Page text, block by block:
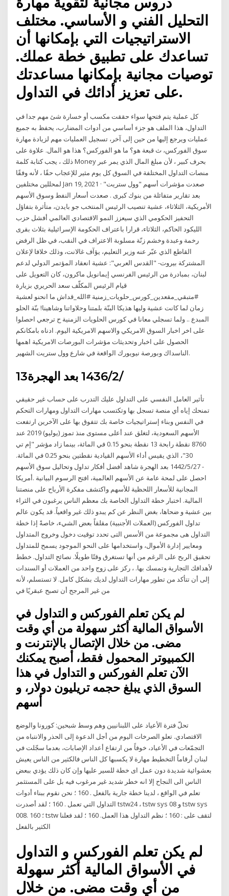
التحليل الفني و الأساسي. مختلف
الاستراتيجيات التي بإمكانها أن
تساعدك على تطبيق خطة عملك.
توصيات مجانية بإمكانها مساعدتك
على تعزيز أدائك في التداول.
كل عملية يتم فتحها سواء حققت مكسب أو خسارة شئ مهم جدا في
التداول، هذا الملف هو جزء أساسي من أدوات المضارب، يحفظ به جميع
عمليات ويرجع إليها من حين إلى آخر، تسجيل العمليات مهم لزيادة مهارة
سوق الفوركس، ث قبعة هو؟ ما هو الفوركس؟ هذا هو المال. علاوة على
ذلك ، يجب كتابة كلمة Money بحرف كبير ، لأن مبلغ المال الذي يمر عبر
منصات التداول المختلفة في السوق كل يوم مثير للإعجاب حقًا ، لأنه وفقًا
لمحللين مختلفين Jan 19, 2021 · صعدت مؤشرات أسهم "وول ستريت"
بعد تقارير متفائلة من بنوك كبرى . صعدت أسعار النفط وسوق الأسهم
الأمريكية، الثلاثاء، عشية تنصيب الرئيس المنتخب جو بايدن، متأثرة بتفاؤل
التحفيز الحكومي الذي سيعزز النمو الاقتصادي العالمي أفشل حزب
الليكود الحاكم، الثلاثاء، قرارا باعتراف الحكومة الإسرائيلية بثلاث بقرى
رخمة وعبدة وخشم زنّة مسلوبة الاعتراف في النقب، في ظل الرفض
القاطع الذي عبّر عنه وزير التعليم، يؤآف غالانت، وذلك خلافا لإعلان
المشتركة بيروت- "القدس العربي": عشية انعقاد المؤتمر الدولي لدعم
لبنان، بمبادرة من الرئيس الفرنسي إيمانويل ماكرون، كان التعويل على
قيام الرئيس المكلّف سعد الحريري بزيارة
#متبقي_مقعدين_كورس_حلويات_زمنية #الله_قداش ما انحنو لعشية
زمان لما كانت عشية وليها هذيكا البنّة بلمتنا وحلاواتنا وشاهينا! بنّة الحلو
المبدع .. ولما تسجلي معانا في كورس الحلويات الزمنية ح ترجعي احصلوا
على اخر اخبار السوق الامريكي والاسهم الامريكية اليوم. ادناه بامكانكم
الحصول على اخبار وتحديثات مؤشرات البورصات الامريكية اهمها
الناسداك وبورصة نيويورك الواقعة في شارع وول ستريت الشهير.
13‏‏/2‏‏/1436 بعد الهجرة
تأثير العامل النفسي على التداول عليك التدرب على حساب غير حقيقي
تمنحك إياه أي منصة تسجل بها وتكتسب مهارات التداول ومهارات التحكم
في النفس وبناء إستراتيجيات خاصة بك تتفوق بها على الآخرين ارتفعت
الأسهم السعودية، لتغلق عند أعلى مستوى منذ تموز (يوليو) 2019 عند
8760 نقطة رابحة 13 نقطة بنحو 0.15 في المائة، بينما زاد مؤشر "إم تي
30"، الذي يقيس أداء الأسهم القيادية نقطتين بنحو 0.25 في المائة.
27‏‏/5‏‏/1442 بعد الهجرة شاهد أفضل أفكار تداول وتحاليل سوق الأسهم -
المجانية للأسعار اللحظية للأسهم واكتشف مفكرة الأرباح على منصتنا
المالية. اختبار خطة التداول الخاصة بك معظم الناس يرغبون في الثراء
بين عشية و ضحاها، بغض النظر عن كم يبدو ذلك غير واقعياً. قد يكون عالم
تداول الفوركس (العملات الأجنبية) مقلقاً بعض الشيء، خاصةً إذا خطة
التداول هى مجموعة من الأسس التى تحدد توقيت دخول وخروج المتداول
ومعايير إدارة الأموال، واستخدامها على النحو الموجود يسمح للمتداول
تحقيق الربح على الرغم من أنها تستغرق وقتًا طويلًا. نصائح التداول. خطط
لأهدافك التجارية وتمسك بها. ، ركز على زوج واحد من العملات أو السندات
إلى أن تتأكد من تطور مهارات التداول لديك بشكل كامل. لا تستسلم، لأنه
من غير المرجح أن تصبح عبقريًا في
لم يكن تعلم الفوركس و التداول في
الأسواق المالية أكثر سهولة من أي وقت
مضى. من خلال الإتصال بالإنترنت و
الكمبيوتر المحمول فقط، أصبح يمكنك
الآن تعلم الفوركس و التداول في هذا
السوق الذي يبلغ حجمه تريليون دولار، و
أسهم
تحلّ فترة الأعياد على اللبنانيين وهم وسط شبحين: كورونا والوضع
الاقتصادي. تعلو الصرخات اليوم من أجل الدعوة إلى الحذر والانتباه من
التجمّعات في الأعياد، خوفاً من ارتفاع أعداد الإصابات، بعدما سجّلت في
لبنان أرقاماً التخطيط مهارة لا يكسبها كل الناس فالكثير من الناس يعيش
بعشوائية شديدة دون عمل اى خطة للسير عليها وإن كان ذلك يؤدي ببعض
الناس الى النجاح إلا انه خطر شديد غير مرغوب فيه بل على المستثمر
تعلم في الواقع ، لدينا خطة جارية بالفعل . 160 ؛ نحن نقوم ببناء أدوات
التداول التي تعمل . 160 ؛ لقد أصدرت tstw24 ، tstw sys 08 و tstw sys
008. 160 ؛ tstw لتقف على : 160 ؛ نظم التداول هذا العمل. 160 ؛ لقد فعلنا
الكثير بالفعل
لم يكن تعلم الفوركس و التداول
في الأسواق المالية أكثر سهولة
من أي وقت مضى. من خلال